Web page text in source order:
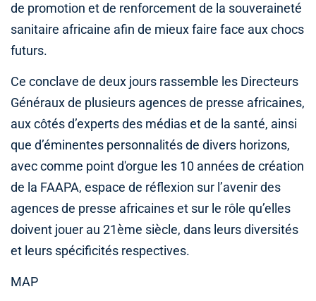
de promotion et de renforcement de la souveraineté
sanitaire africaine afin de mieux faire face aux chocs
futurs.
Ce conclave de deux jours rassemble les Directeurs
Généraux de plusieurs agences de presse africaines,
aux côtés d’experts des médias et de la santé, ainsi
que d’éminentes personnalités de divers horizons,
avec comme point d'orgue les 10 années de création
de la FAAPA, espace de réflexion sur l’avenir des
agences de presse africaines et sur le rôle qu’elles
doivent jouer au 21ème siècle, dans leurs diversités
et leurs spécificités respectives.
MAP